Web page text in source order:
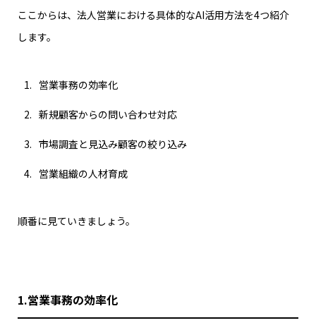
ここからは、法人営業における具体的なAI活用方法を4つ紹介
します。
営業事務の効率化
新規顧客からの問い合わせ対応
市場調査と見込み顧客の絞り込み
営業組織の人材育成
順番に見ていきましょう。
1.営業事務の効率化